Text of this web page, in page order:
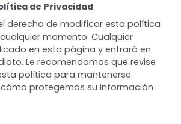
de Privacidad
derecho de modificar esta política
momento. Cualquier
en esta página y entrará en
Le recomendamos que revise
política para mantenerse
protegemos su información